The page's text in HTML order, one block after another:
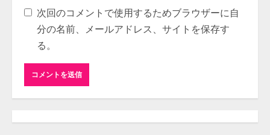
次回のコメントで使用するためブラウザーに自
分の名前、メールアドレス、サイトを保存す
る。